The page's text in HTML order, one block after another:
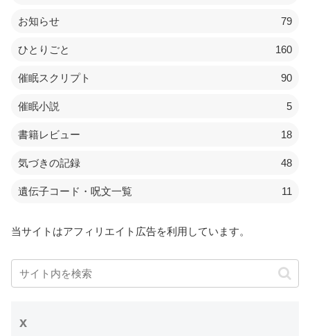
お知らせ 79
ひとりごと 160
催眠スクリプト 90
催眠小説 5
書籍レビュー 18
気づきの記録 48
遺伝子コード・呪文一覧 11
当サイトはアフィリエイト広告を利用しています。
x